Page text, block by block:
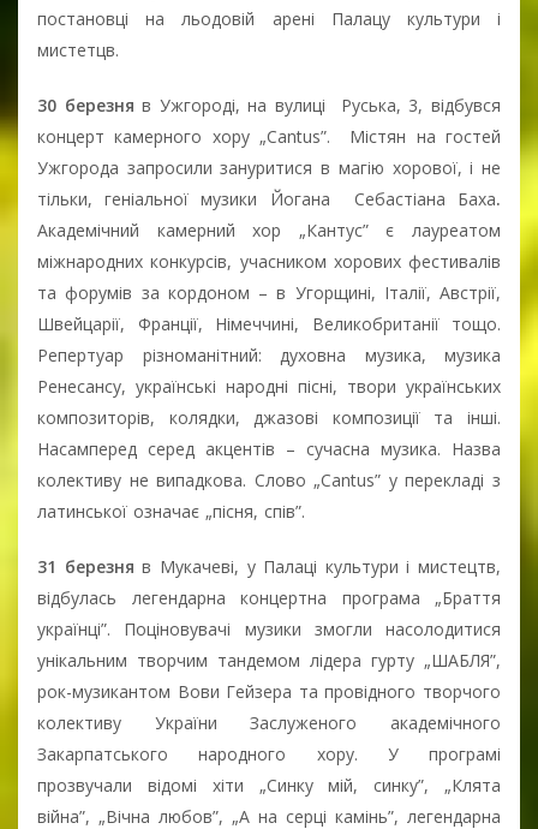
постановці на льодовій арені Палацу культури і
мистетцв.
30 березня в Ужгороді, на вулиці Руська, 3, відбувся
концерт камерного хору „Cantus”. Містян на гостей
Ужгорода запросили зануритися в магію хорової, і не
тільки, геніальної музики Йогана Себастіана Баха.
Академiчний камерний хор „Кантус” є лауреатом
міжнародних конкурсів, учасником хорових фестивалів
та форумів за кордоном – в Угорщині, Італії, Австрії,
Швейцарії, Франції, Німеччині, Великобританії тощо.
Репертуар різноманітний: духовна музика, музика
Ренесансу, українські народні пісні, твори українських
композиторів, колядки, джазові композиції та інші.
Насамперед серед акцентів – сучасна музика. Назва
колективу не випадкова. Слово „Cаntus” у перекладі з
латинської означає „пісня, спів”.
31 березняв Мукачеві, у Палаці культури і мистецтв,
відбулась легендарна концертна програма „Браття
українці”. Поціновувачі музики змогли насолодитися
унікальним творчим тандемом лідера гурту „ШАБЛЯ”,
рок-музикантом Вови Гейзера та провідного творчого
колективу України Заслуженого академічного
Закарпатського народного хору. У програмі
прозвучали відомі хіти „Синку мій, синку”, „Клята
війна”, „Вічна любов”, „А на серці камінь”, легендарна